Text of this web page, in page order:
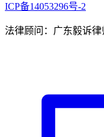
ICP备14053296号-2
法律顾问：广东毅诉